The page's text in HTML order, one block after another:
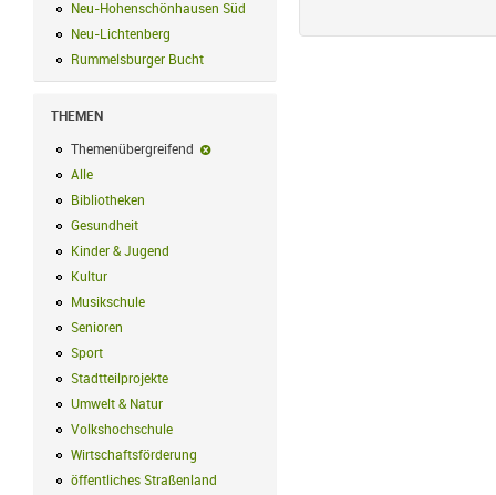
Neu-Hohenschönhausen Süd
Neu-Lichtenberg Neu-Lichtenberg Filter anwenden
Rummelsburger Bucht
THEMEN
Themenübergreifend
Alle
Bibliotheken
Gesundheit
Kinder & Jugend
Kultur
Musikschule
Senioren
Sport
Stadtteilprojekte
Umwelt & Natur
Volkshochschule
Wirtschaftsförderung
öffentliches Straßenland